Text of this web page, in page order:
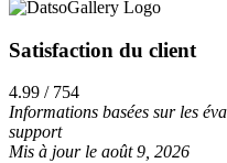
Satisfaction du client
4.99 / 754
Informations basées sur les
support
Mis à jour le août 9, 2026